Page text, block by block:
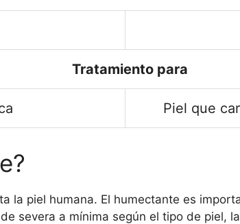
Tratamiento para
Piel que
la piel humana. El humectante es
severa a mínima según el tipo de piel,